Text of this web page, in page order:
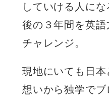
していける人に
後の３年間を英
チャレンジ。
現地にいても日本
想いから独学で